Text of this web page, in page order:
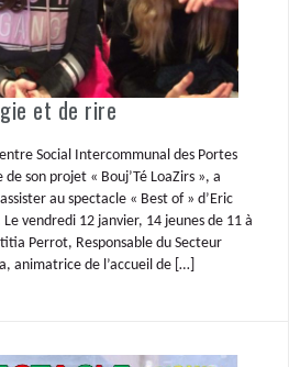
et de rire
Social Intercommunal des Portes
son projet « Bouj’Té LoaZirs », a
au spectacle « Best of » d’Eric
vendredi 12 janvier, 14 jeunes de 11 à
Perrot, Responsable du Secteur
animatrice de l’accueil de […]